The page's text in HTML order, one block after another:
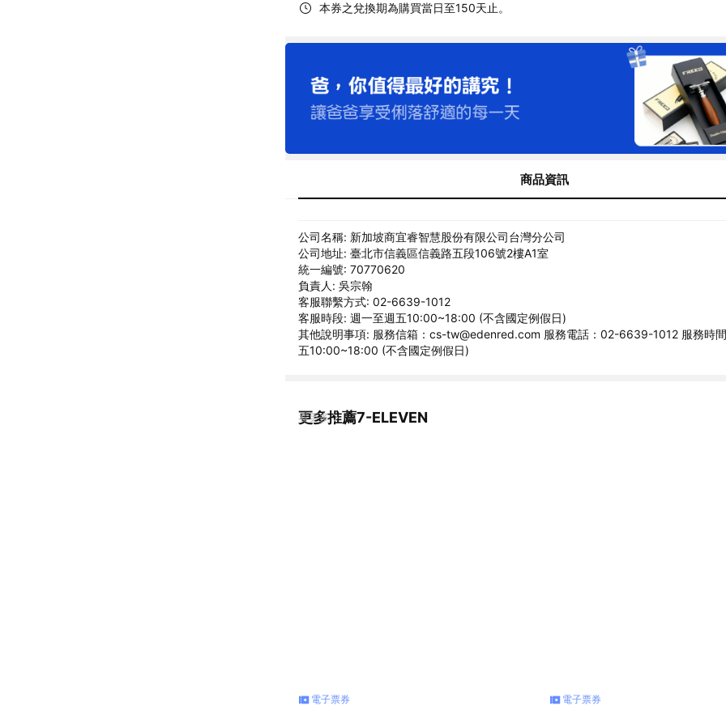
本券之兌換期為購買當日至150天止。
商品資訊
公司名稱: 新加坡商宜睿智慧股份有限公司台灣分公司
公司地址: 臺北市信義區信義路五段106號2樓A1室
統一編號: 70770620
負責人: 吳宗翰
客服聯繫方式: 02-6639-1012
客服時段: 週一至週五10:00~18:00 (不含國定例假日)
其他說明事項: 服務信箱：cs-tw@edenred.com 服務電話：02-6639-1012 服務時
五10:00~18:00 (不含國定例假日)
更多推薦7-ELEVEN
看更多
電子票券 電子票券